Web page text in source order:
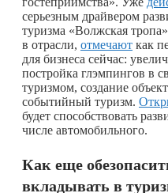
серьезным драйвером
туризма «Волжская
в отрасли, отмечают как
для бизнеса сейчас:
постройка глэмпингов в
туризмом, создание
событийный туризм.
будет способствовать
числе автомобильного.
Как еще
вкладывать в